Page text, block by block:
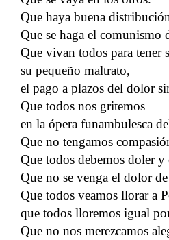
Que haya buena
Que se haga el comunismo
Que vivan todos para tener
su pequeño maltrato,
el pago a plazos del dolor
Que todos nos gritemos
en la ópera funambulesca
Que no tengamos
Que todos debemos doler y
Que no se venga el dolor
Que todos veamos llorar a
que todos lloremos igual
Que no nos merezcamos